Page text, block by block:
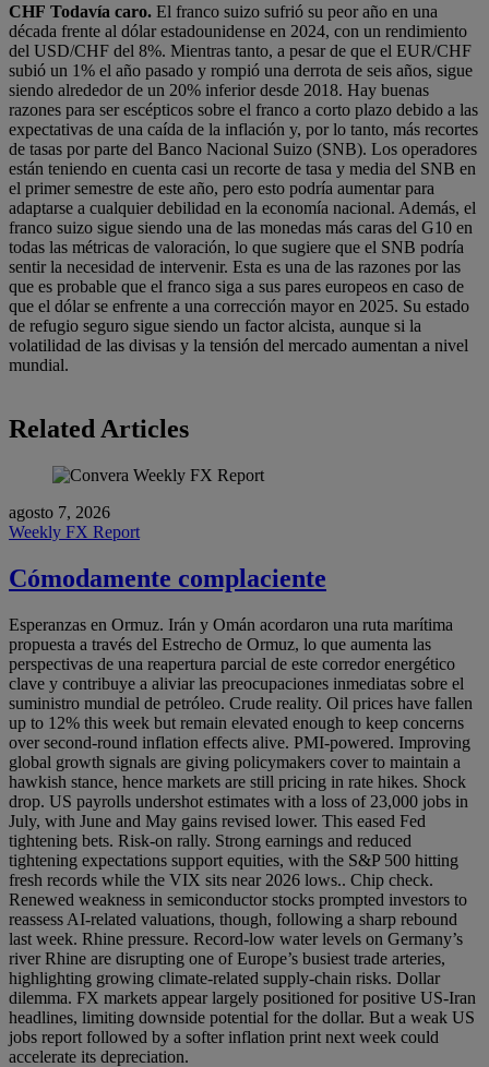
CHF Todavía caro. El franco suizo sufrió su peor año en una
década frente al dólar estadounidense en 2024, con un rendimiento
del USD/CHF del 8%. Mientras tanto, a pesar de que el EUR/CHF
subió un 1% el año pasado y rompió una derrota de seis años, sigue
siendo alrededor de un 20% inferior desde 2018. Hay buenas
razones para ser escépticos sobre el franco a corto plazo debido a las
expectativas de una caída de la inflación y, por lo tanto, más recortes
de tasas por parte del Banco Nacional Suizo (SNB). Los operadores
están teniendo en cuenta casi un recorte de tasa y media del SNB en
el primer semestre de este año, pero esto podría aumentar para
adaptarse a cualquier debilidad en la economía nacional. Además, el
franco suizo sigue siendo una de las monedas más caras del G10 en
todas las métricas de valoración, lo que sugiere que el SNB podría
sentir la necesidad de intervenir. Esta es una de las razones por las
que es probable que el franco siga a sus pares europeos en caso de
que el dólar se enfrente a una corrección mayor en 2025. Su estado
de refugio seguro sigue siendo un factor alcista, aunque si la
volatilidad de las divisas y la tensión del mercado aumentan a nivel
mundial.
Related Articles
agosto 7, 2026
Weekly FX Report
Cómodamente complaciente
Esperanzas en Ormuz. Irán y Omán acordaron una ruta marítima
propuesta a través del Estrecho de Ormuz, lo que aumenta las
perspectivas de una reapertura parcial de este corredor energético
clave y contribuye a aliviar las preocupaciones inmediatas sobre el
suministro mundial de petróleo. Crude reality. Oil prices have fallen
up to 12% this week but remain elevated enough to keep concerns
over second-round inflation effects alive. PMI-powered. Improving
global growth signals are giving policymakers cover to maintain a
hawkish stance, hence markets are still pricing in rate hikes. Shock
drop. US payrolls undershot estimates with a loss of 23,000 jobs in
July, with June and May gains revised lower. This eased Fed
tightening bets. Risk-on rally. Strong earnings and reduced
tightening expectations support equities, with the S&P 500 hitting
fresh records while the VIX sits near 2026 lows.. Chip check.
Renewed weakness in semiconductor stocks prompted investors to
reassess AI-related valuations, though, following a sharp rebound
last week. Rhine pressure. Record-low water levels on Germany’s
river Rhine are disrupting one of Europe’s busiest trade arteries,
highlighting growing climate-related supply-chain risks. Dollar
dilemma. FX markets appear largely positioned for positive US-Iran
headlines, limiting downside potential for the dollar. But a weak US
jobs report followed by a softer inflation print next week could
accelerate its depreciation.